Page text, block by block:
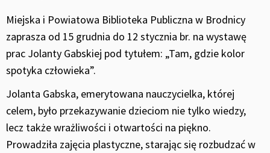
Miejska i Powiatowa Biblioteka Publiczna w Brodnicy
zaprasza od 15 grudnia do 12 stycznia br. na wystawę
prac Jolanty Gabskiej pod tytułem: „Tam, gdzie kolor
spotyka człowieka”.
Jolanta Gabska, emerytowana nauczycielka, której
celem, było przekazywanie dzieciom nie tylko wiedzy,
lecz także wrażliwości i otwartości na piękno.
Prowadziła zajęcia plastyczne, starając się rozbudzać w